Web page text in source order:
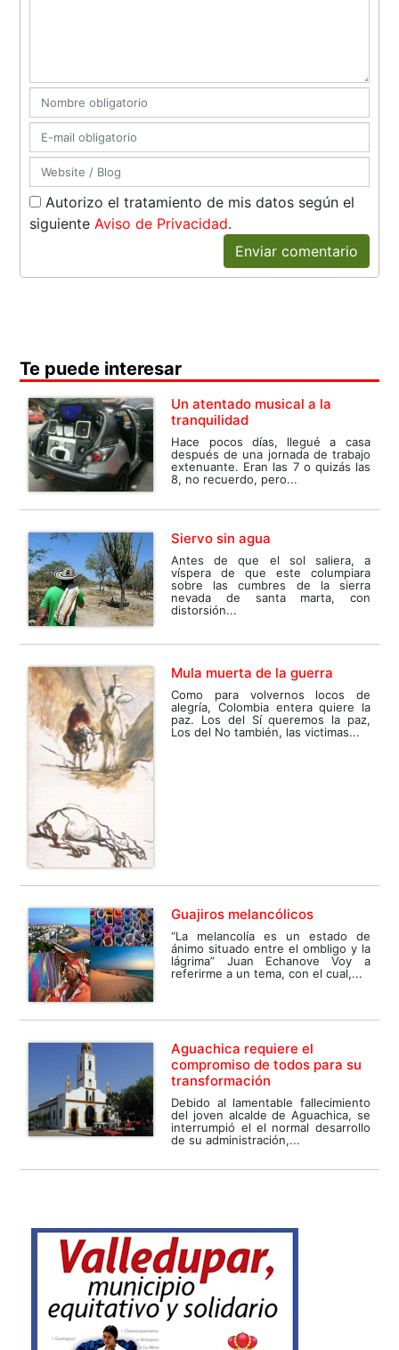
Autorizo el tratamiento de mis datos según el
siguienteAviso de Privacidad.
Enviar comentario
Te puede interesar
Un atentado musical a la
tranquilidad
Hace pocos días, llegué a casa
después de una jornada de trabajo
extenuante. Eran las 7 o quizás las
8, no recuerdo, pero...
Siervo sin agua
Antes de que el sol saliera, a
víspera de que este columpiara
sobre las cumbres de la sierra
nevada de santa marta, con
distorsión...
Mula muerta de la guerra
Como para volvernos locos de
alegría, Colombia entera quiere la
paz. Los del Sí queremos la paz,
Los del No también, las victimas...
Guajiros melancólicos
“La melancolía es un estado de
ánimo situado entre el ombligo y la
lágrima” Juan Echanove Voy a
referirme a un tema, con el cual,...
Aguachica requiere el
compromiso de todos para su
transformación
Debido al lamentable fallecimiento
del joven alcalde de Aguachica, se
interrumpió el el normal desarrollo
de su administración,...